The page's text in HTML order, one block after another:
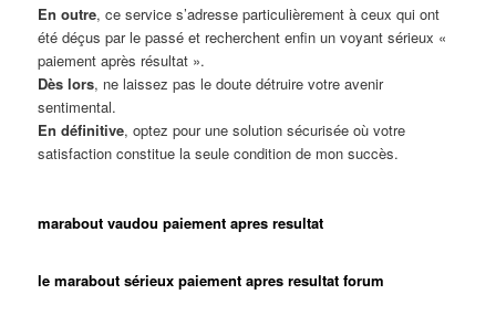
En outre, ce service s’adresse particulièrement à ceux qui ont
été déçus par le passé et recherchent enfin un voyant sérieux «
paiement après résultat ».
Dès lors, ne laissez pas le doute détruire votre avenir
sentimental.
En définitive, optez pour une solution sécurisée où votre
satisfaction constitue la seule condition de mon succès.
marabout vaudou paiement apres resultat
le marabout sérieux paiement apres resultat forum